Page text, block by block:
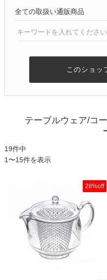
このショッ
テーブルウェア/コ
19件中
1〜15件を表示
28%off